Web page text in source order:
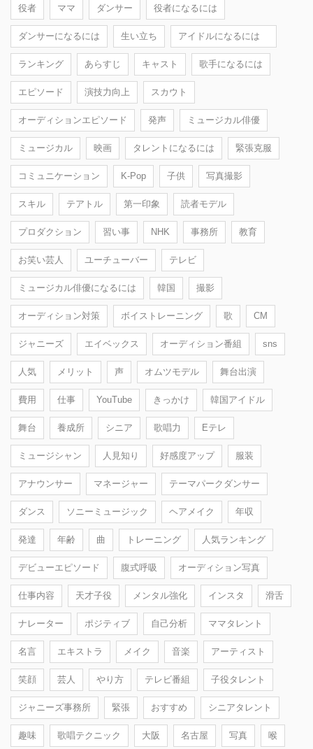
役者 ママ ダンサー 役者になるには
ダンサーになるには 生い立ち アイドルになるには
ランキング あらすじ キャスト 歌手になるには
エピソード 演技力向上 スカウト
オーディションエピソード 発声 ミュージカル俳優
ミュージカル 映画 タレントになるには 緊張克服
コミュニケーション K-Pop 子供 写真撮影
スキル テアトル 第一印象 読者モデル
プロダクション 習い事 NHK 事務所 教育
お笑い芸人 ユーチューバー テレビ
ミュージカル俳優になるには 韓国 撮影
オーディション対策 ボイストレーニング 歌 CM
ジャニーズ エイベックス オーディション番組 sns
人気 メリット 声 オムツモデル 舞台出演
費用 仕事 YouTube きっかけ 韓国アイドル
舞台 養成所 シニア 歌唱力 Eテレ
ミュージシャン 人見知り 好感度アップ 服装
アナウンサー マネージャー テーマパークダンサー
ダンス ソニーミュージック ヘアメイク 年収
発達 年齢 曲 トレーニング 人気ランキング
デビューエピソード 腹式呼吸 オーディション写真
仕事内容 天才子役 メンタル強化 インスタ 滑舌
ナレーター ポジティブ 自己分析 ママタレント
名言 エキストラ メイク 音楽 アーティスト
笑顔 芸人 やり方 テレビ番組 子役タレント
ジャニーズ事務所 緊張 おすすめ シニアタレント
趣味 歌唱テクニック 大阪 名古屋 写真 喉